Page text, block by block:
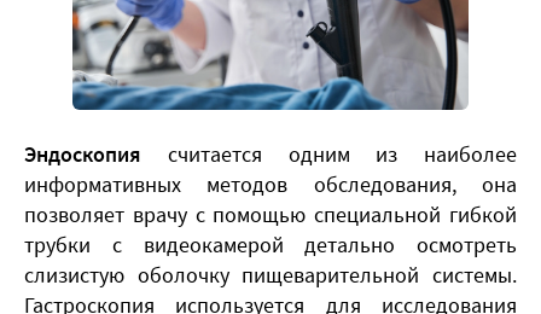
Эндоскопия считается одним из наиболее
информативных методов обследования, она
позволяет врачу с помощью специальной гибкой
трубки с видеокамерой детально осмотреть
слизистую оболочку пищеварительной системы.
Гастроскопия используется для исследования